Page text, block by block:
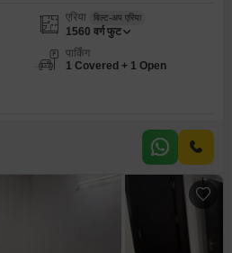
एरिया बिल्ट-अप एरिया
1560 वर्ग फुट
पार्किंग
1 Covered + 1 Open